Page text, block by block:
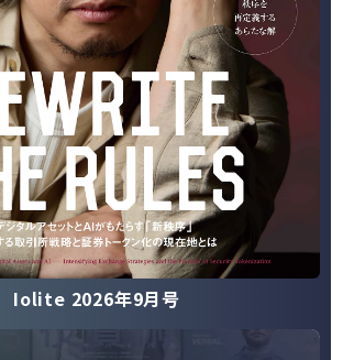
Iolite 2026年9月号